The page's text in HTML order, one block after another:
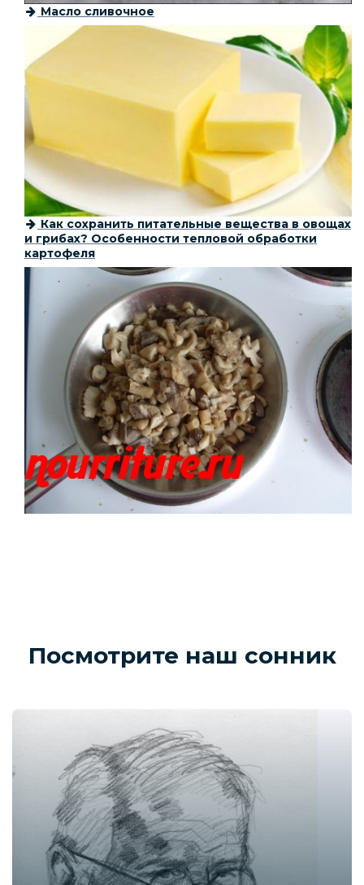
Масло сливочное
Как сохранить питательные вещества в овощах
и грибах? Особенности тепловой обработки
картофеля
Посмотрите наш сонник